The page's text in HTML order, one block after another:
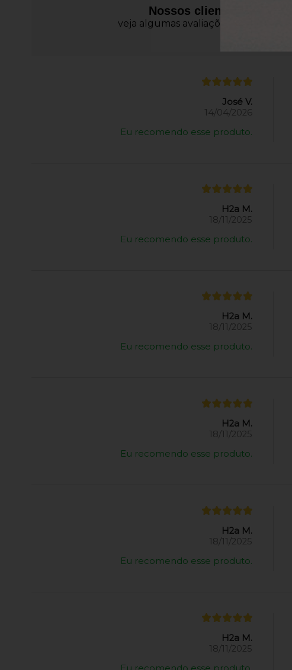
Nossos clientes falam
veja algumas avaliações de produtos
José V.
14/04/2026
Eu recomendo esse produto.
H2a M.
18/11/2025
Eu recomendo esse produto.
H2a M.
18/11/2025
Eu recomendo esse produto.
H2a M.
18/11/2025
Eu recomendo esse produto.
H2a M.
18/11/2025
Eu recomendo esse produto.
H2a M.
18/11/2025